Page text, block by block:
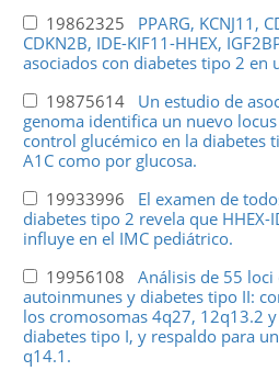
19862325 PPARG, KCNJ11,
CDKN2B, IDE-KIF11-HHEX,
asociados con diabetes tipo 2 en
19875614 Un estudio de
genoma identifica un nuevo
control glucémico en la diabetes
A1C como por glucosa.
19933996 El examen de
diabetes tipo 2 revela que HHEX-
influye en el IMC pediátrico.
19956108 Análisis de 55
autoinmunes y diabetes tipo II:
los cromosomas 4q27, 12q13.2
diabetes tipo I, y respaldo para
q14.1.